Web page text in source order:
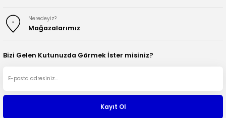
Neredeyiz?
Mağazalarımız
Bizi Gelen Kutunuzda Görmek İster misiniz?
Kayıt Ol